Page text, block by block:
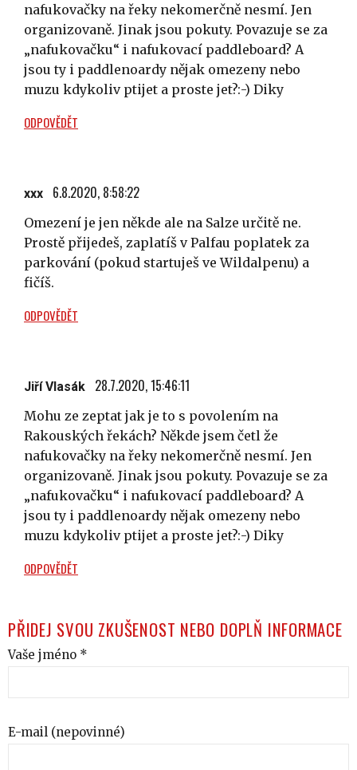
nafukovačky na řeky nekomerčně nesmí. Jen
organizovaně. Jinak jsou pokuty. Povazuje se za
„nafukovačku“ i nafukovací paddleboard? A
jsou ty i paddlenoardy nějak omezeny nebo
muzu kdykoliv ptijet a proste jet?:-) Diky
ODPOVĚDĚT
xxx 6.8.2020, 8:58:22
Omezení je jen někde ale na Salze určitě ne.
Prostě přijedeš, zaplatíš v Palfau poplatek za
parkování (pokud startuješ ve Wildalpenu) a
fičíš.
ODPOVĚDĚT
Jiří Vlasák 28.7.2020, 15:46:11
Mohu ze zeptat jak je to s povolením na
Rakouských řekách? Někde jsem četl že
nafukovačky na řeky nekomerčně nesmí. Jen
organizovaně. Jinak jsou pokuty. Povazuje se za
„nafukovačku“ i nafukovací paddleboard? A
jsou ty i paddlenoardy nějak omezeny nebo
muzu kdykoliv ptijet a proste jet?:-) Diky
ODPOVĚDĚT
PŘIDEJ SVOU ZKUŠENOST NEBO DOPLŇ INFORMACE
Vaše jméno *
E-mail (nepovinné)